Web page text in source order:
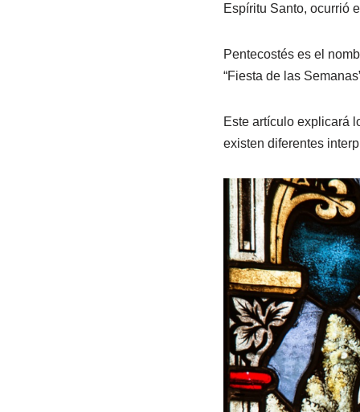
Espíritu Santo, ocurrió
Pentecostés es el
“Fiesta de las
Este artículo explicará
existen diferentes